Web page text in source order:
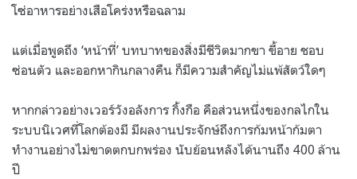
โซ่อาหารอย่างเสือโคร่งหรือฉลาม
แต่เมื่อพูดถึง ‘หน้าที่’ บทบาทของสิ่งมีชีวิตมากขา ขี้อาย ชอบ
ซ่อนตัว และออกหากินกลางคืน ก็มีความสำคัญไม่แพ้สัตว์ใดๆ
หากกล่าวอย่างเวอร์วังอลังการ กิ้งกือ คือส่วนหนึ่งของกลไกใน
ระบบนิเวศที่โลกต้องมี มีผลงานประจักษ์ถึงการก้มหน้าก้มตา
ทำงานอย่างไม่ขาดตกบกพร่อง นับย้อนหลังได้นานถึง 400 ล้าน
ปี